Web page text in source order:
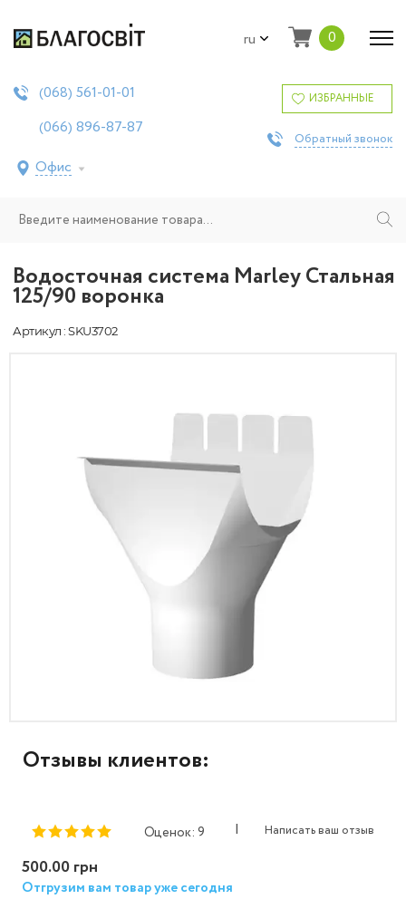
ru 0
(068) 561-01-01
(066) 896-87-87
Офис
ИЗБРАННЫЕ
Обратный звонок
Водосточная система Marley Стальная
125/90 воронка
Артикул : SKU3702
Отзывы клиентов:
Оценок: 9 | Написать ваш отзыв
500.00 грн
Отгрузим вам товар уже сегодня